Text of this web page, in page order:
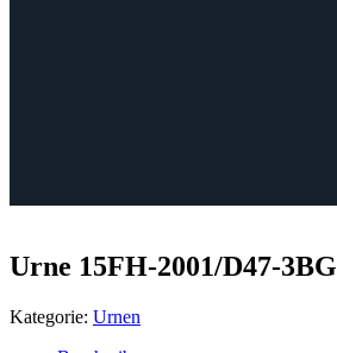
Urne 15FH-2001/D47-3BG
Kategorie: Urnen